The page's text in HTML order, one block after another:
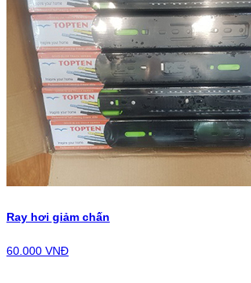
Ray hơi giảm chấn
60.000 VNĐ